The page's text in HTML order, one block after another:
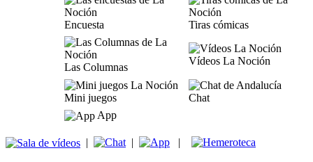
Encuesta Tiras cómicas
Las Columnas
Vídeos La Noción
Mini juegos
Chat
App
| | |